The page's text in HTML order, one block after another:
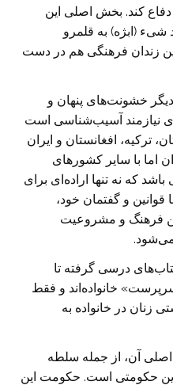
دفاع کند. بخش اصلی این
(ابژه) به قلمرو
زندان فرهنگی هم در دست
خشونت‌های پنهان و
نیازمند آسیب‌شناسی است
ترکیه، افغانستان و ایران
اما با سایر کشورهای
که نه تنها اراده‌ای برای
قوانین و گفتمان خود،
فرهنگ و مشروعیت
درسی گرفته تا
خانواده‌اند و فقط
در خانواده به
اصلی آن، از جمله سلطه
حکومتی است. حکومت این